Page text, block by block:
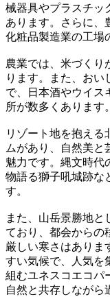
械器具やプラスチッ
あります。さらに、
化粧品製造業の工場
農業では、米づくり
ります。また、おい
で、日本酒やウイス
所が数多くあります。
リゾート地を抱える
ムがあり、自然美と
魅力です。縄文時代
物語る獅子吼城跡な
す。
また、山岳景勝地と
ており、都会からの
厳しい寒さはありま
すい気候で、人気を
組むユネスコエコパ
自然と共存しながら